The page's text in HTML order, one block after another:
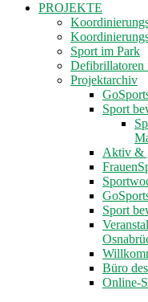
PROJEKTE
Sport im Park
Defibrillatoren
Projektarchiv
Sport
Aktiv &
Sport
Büro
Online-